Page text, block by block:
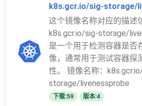
k8s.gcr.io/sig-storage/
这个镜像名称对应的描述
k8s.gcr.io/sig-storage/
是一个用于检测容器是否
像，通常用于测试容器探
性。 镜像名称：
storage/livenessprobe
下载:59 版本:4